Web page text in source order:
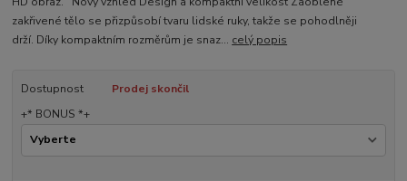
zakřivené tělo se přizpůsobí tvaru lidské ruky, takže se pohodlněji
drží. Díky kompaktním rozměrům je snaz... celý popis
Dostupnost
Prodej skončil
+* BONUS *+